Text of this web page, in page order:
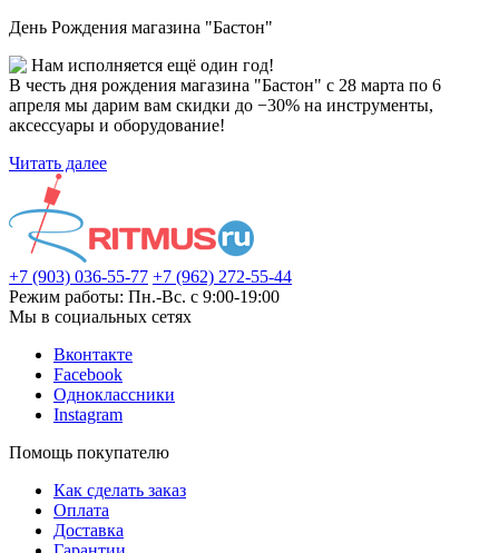
День Рождения магазина "Бастон"
Нам исполняется ещё один год!
В честь дня рождения магазина "Бастон" с 28 марта по 6
апреля мы дарим вам скидки до −30% на инструменты,
аксессуары и оборудование!
Читать далее
+7 (903) 036-55-77 +7 (962) 272-55-44
Режим работы: Пн.-Вс. с 9:00-19:00
Мы в социальных сетях
Вконтакте
Facebook
Одноклассники
Instagram
Помощь покупателю
Как сделать заказ
Оплата
Доставка